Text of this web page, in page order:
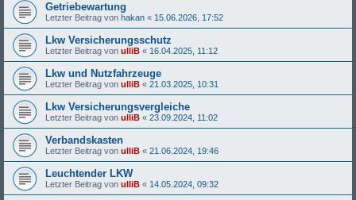
Getriebewartung
Letzter Beitrag von hakan « 15.06.2026, 17:52
Lkw Versicherungsschutz
Letzter Beitrag von ulliB « 16.04.2025, 11:12
Lkw und Nutzfahrzeuge
Letzter Beitrag von ulliB « 21.03.2025, 10:31
Lkw Versicherungsvergleiche
Letzter Beitrag von ulliB « 23.09.2024, 11:02
Verbandskasten
Letzter Beitrag von ulliB « 21.06.2024, 19:46
Leuchtender LKW
Letzter Beitrag von ulliB « 14.05.2024, 09:32